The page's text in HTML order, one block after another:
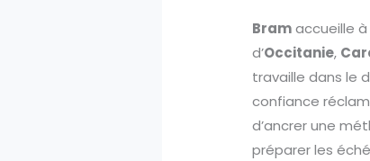
Bramaccueille
d’Occitanie,
travaille dans le
confiance
d’ancrer une
préparer les